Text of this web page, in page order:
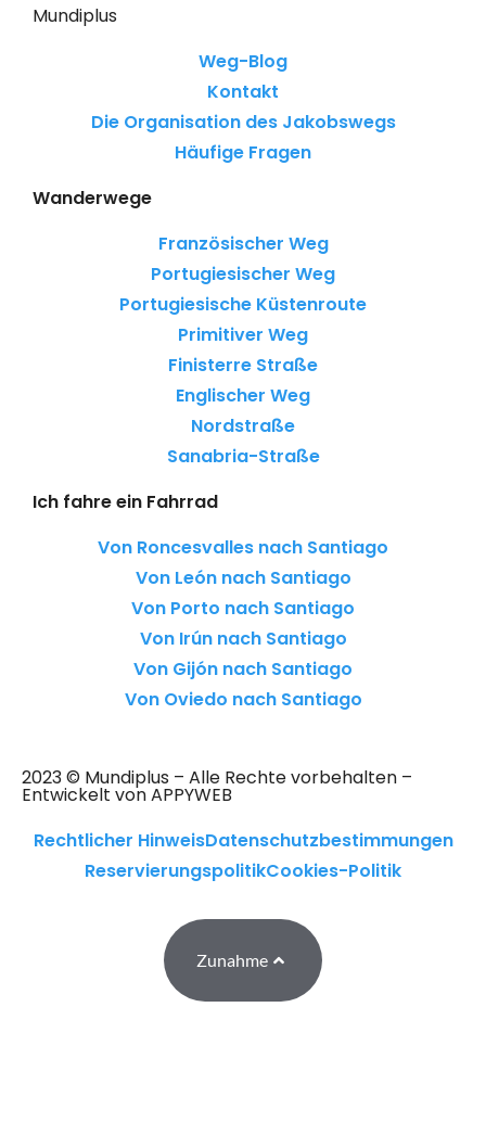
Mundiplus
Weg-Blog
Kontakt
Die Organisation des Jakobswegs
Häufige Fragen
Wanderwege
Französischer Weg
Portugiesischer Weg
Portugiesische Küstenroute
Primitiver Weg
Finisterre Straße
Englischer Weg
Nordstraße
Sanabria-Straße
Ich fahre ein Fahrrad
Von Roncesvalles nach Santiago
Von León nach Santiago
Von Porto nach Santiago
Von Irún nach Santiago
Von Gijón nach Santiago
Von Oviedo nach Santiago
2023 © Mundiplus – Alle Rechte vorbehalten –
Entwickelt von APPYWEB
Rechtlicher HinweisDatenschutzbestimmungen
ReservierungspolitikCookies-Politik
Zunahme